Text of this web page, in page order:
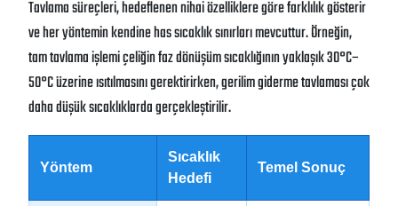
Tavlama süreçleri, hedeflenen nihai özelliklere göre farklılık gösterir
ve her yöntemin kendine has sıcaklık sınırları mevcuttur. Örneğin,
tam tavlama işlemi çeliğin faz dönüşüm sıcaklığının yaklaşık 30°C–
50°C üzerine ısıtılmasını gerektirirken, gerilim giderme tavlaması çok
daha düşük sıcaklıklarda gerçekleştirilir.
Yöntem
Sıcaklık
Hedefi
Temel Sonuç